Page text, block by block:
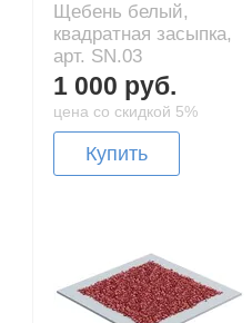
Щебень белый,
квадратная засыпка,
арт. SN.03
1 000 руб.
цена со скидкой 5%
Купить